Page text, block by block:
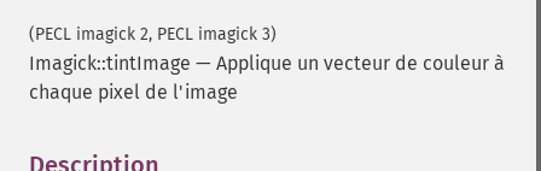
(PECL imagick 2, PECL imagick 3)
Imagick::tintImage — Applique un vecteur de couleur à
chaque pixel de l'image
Description
getImageChannelDepth
getImageChannelDistortion
getImageChannelDistortions
getImageChannelMean